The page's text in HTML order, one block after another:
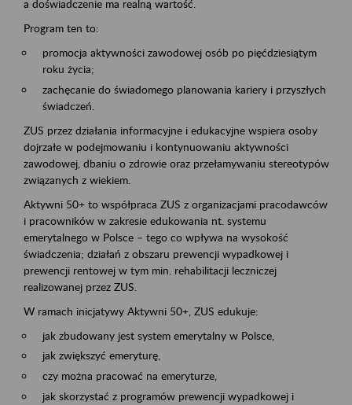
a doświadczenie ma realną wartość.
Program ten to:
promocja aktywności zawodowej osób po pięćdziesiątym
roku życia;
zachęcanie do świadomego planowania kariery i przyszłych
świadczeń.
ZUS przez działania informacyjne i edukacyjne wspiera osoby
dojrzałe w podejmowaniu i kontynuowaniu aktywności
zawodowej, dbaniu o zdrowie oraz przełamywaniu stereotypów
związanych z wiekiem.
Aktywni 50+ to współpraca ZUS z organizacjami pracodawców
i pracowników w zakresie edukowania nt. systemu
emerytalnego w Polsce – tego co wpływa na wysokość
świadczenia; działań z obszaru prewencji wypadkowej i
prewencji rentowej w tym min. rehabilitacji leczniczej
realizowanej przez ZUS.
W ramach inicjatywy Aktywni 50+, ZUS edukuje:
jak zbudowany jest system emerytalny w Polsce,
jak zwiększyć emeryturę,
czy można pracować na emeryturze,
jak skorzystać z programów prewencji wypadkowej i